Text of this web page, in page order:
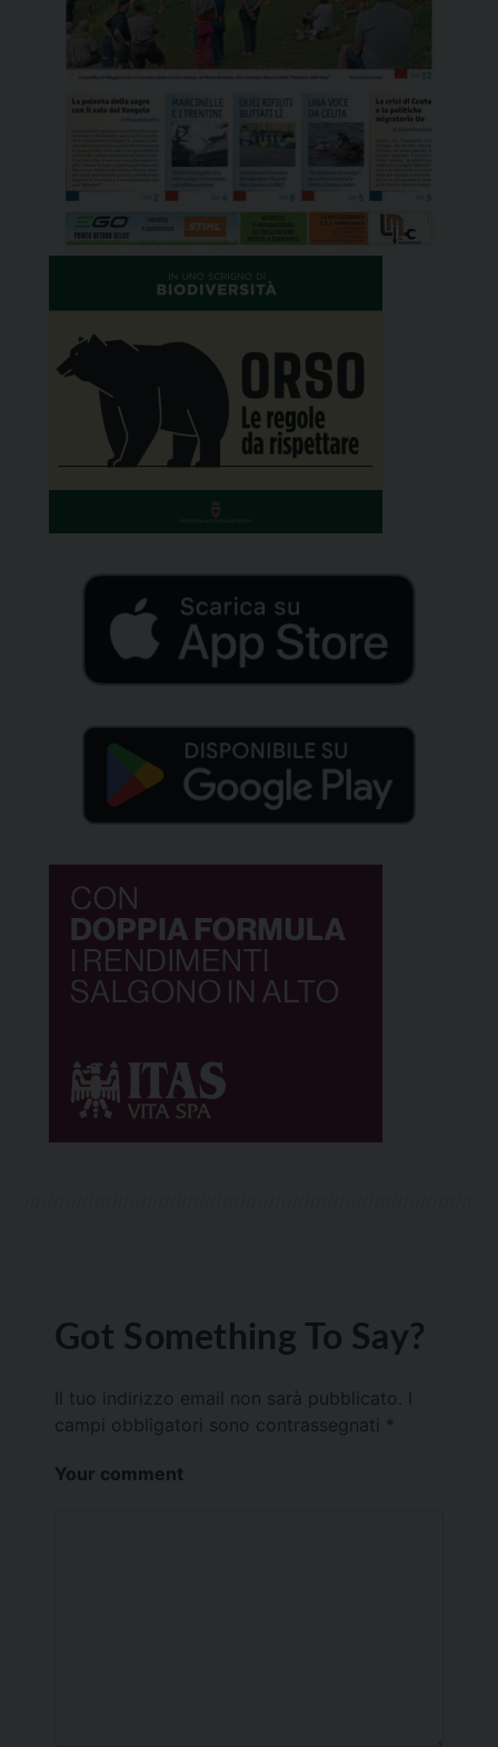
Got Something To Say?
Il tuo indirizzo email non sarà pubblicato.
campi obbligatori sono contrassegnati *
Your comment